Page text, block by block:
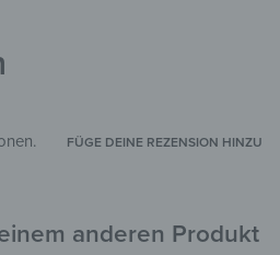
3749
FÜGE DEINE REZENSION HINZU
anderen Produkt